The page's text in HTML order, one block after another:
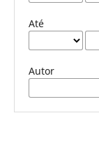
Até
Autor